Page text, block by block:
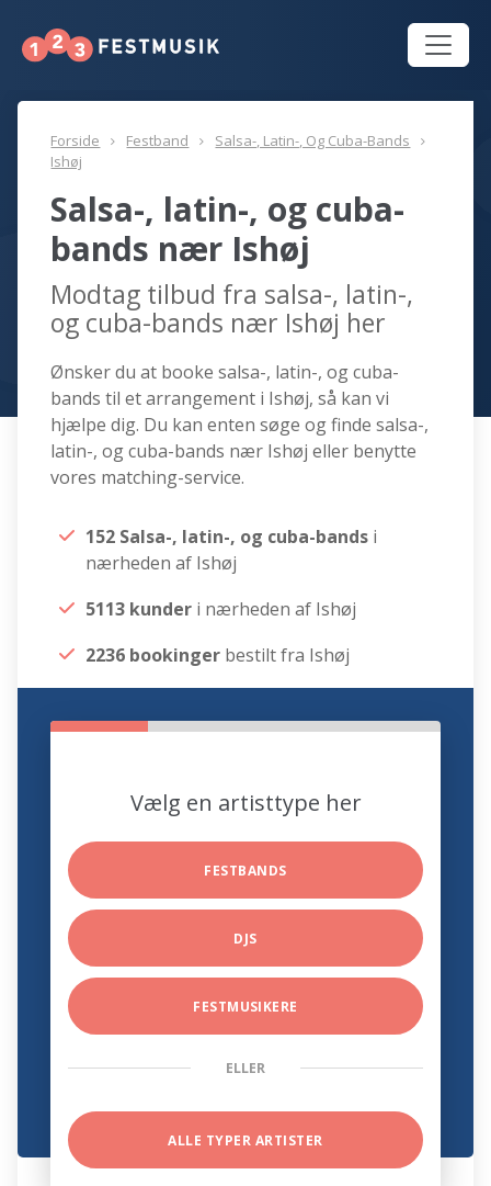
Forside Festband
Salsa-, Latin-, Og Cuba-Bands
Ishøj
Salsa-, latin-, og cuba-
bands nær Ishøj
Modtag tilbud fra salsa-, latin-,
og cuba-bands nær Ishøj her
Ønsker du at booke salsa-, latin-, og cuba-
bands til et arrangement i Ishøj, så kan vi
hjælpe dig. Du kan enten søge og finde salsa-,
latin-, og cuba-bands nær Ishøj eller benytte
vores matching-service.
152 Salsa-, latin-, og cuba-bands i
nærheden af Ishøj
5113 kunder i nærheden af Ishøj
2236 bookinger bestilt fra Ishøj
Vælg en artisttype her
FESTBANDS
DJS
FESTMUSIKERE
ELLER
ALLE TYPER ARTISTER